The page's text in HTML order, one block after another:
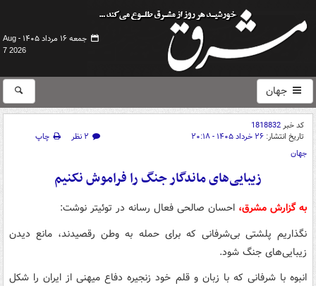
جمعه ۱۶ مرداد ۱۴۰۵ -
Aug
7 2026
جهان
کد خبر1818832
تاریخ انتشار: ۲۶ خرداد ۱۴۰۵ - ۲۰:۱۸ ۲ نظر
چاپ
جهان
زیبایی‌های ماندگار جنگ را فراموش نکنیم
به گزارش مشرق، احسان صالحی فعال رسانه در توئیتر نوشت:
نگذاریم پلشتی بی‌شرفانی که برای حمله به وطن رقصیدند، مانع دیدن
زیبایی‌های جنگ شود.
انبوه با شرفانی که با زبان و قلم خود زنجیره دفاع میهنی از ایران را شکل